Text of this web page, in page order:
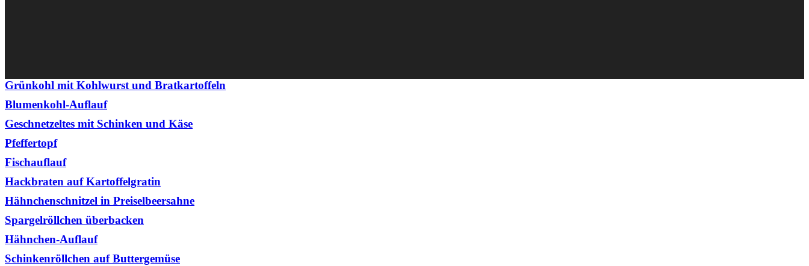
Grünkohl mit Kohlwurst und Bratkartoffeln
Blumenkohl-Auflauf
Geschnetzeltes mit Schinken und Käse
Pfeffertopf
Fischauflauf
Hackbraten auf Kartoffelgratin
Hähnchenschnitzel in Preiselbeersahne
Spargelröllchen überbacken
Hähnchen-Auflauf
Schinkenröllchen auf Buttergemüse